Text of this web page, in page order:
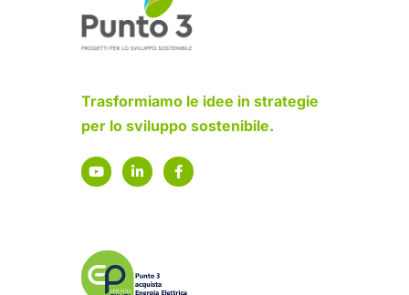
Trasformiamo le idee in strategie
per lo sviluppo sostenibile.